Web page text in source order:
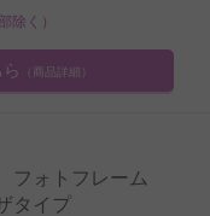
除く）
（商品詳細）
フォトフレーム
タイプ